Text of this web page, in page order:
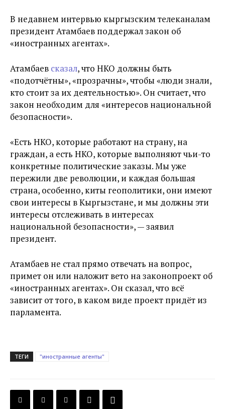
В недавнем интервью кыргызским телеканалам
президент Атамбаев поддержал закон об
«иностранных агентах».
Атамбаев сказал, что НКО должны быть
«подотчётны», «прозрачны», чтобы «люди знали,
кто стоит за их деятельностью». Он считает, что
закон необходим для «интересов национальной
безопасности».
«Есть НКО, которые работают на страну, на
граждан, а есть НКО, которые выполняют чьи-то
конкретные политические заказы. Мы уже
пережили две революции, и каждая большая
страна, особенно, киты геополитики, они имеют
свои интересы в Кыргызстане, и мы должны эти
интересы отслеживать в интересах
национальной безопасности», — заявил
президент.
Атамбаев не стал прямо отвечать на вопрос,
примет он или наложит вето на законопроект об
«иностранных агентах». Он сказал, что всё
зависит от того, в каком виде проект придёт из
парламента.
ТЕГИ "иностранные агенты"